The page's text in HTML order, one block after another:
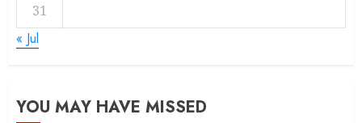
31
« Jul
YOU MAY HAVE MISSED